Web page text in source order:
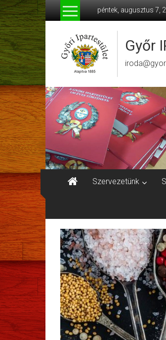
Skip
to
content
péntek, augusztus 7,
Győr
Szervezetünk